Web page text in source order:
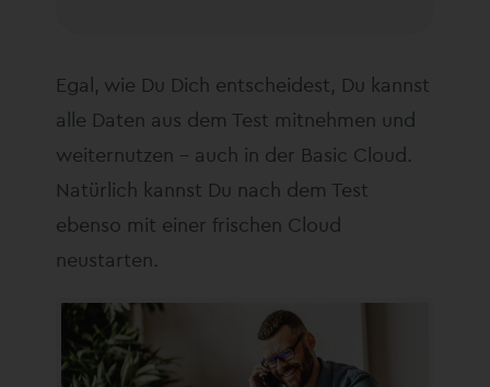
Egal, wie Du Dich entscheidest, Du kannst
alle Daten aus dem Test mitnehmen und
weiternutzen – auch in der Basic Cloud.
Natürlich kannst Du nach dem Test
ebenso mit einer frischen Cloud
neustarten.